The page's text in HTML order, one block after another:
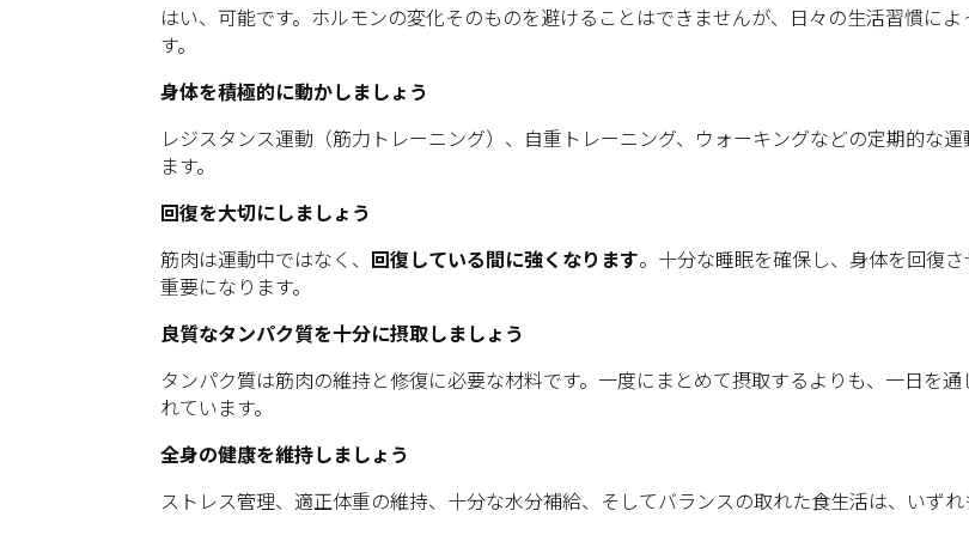
はい、可能です。ホルモンの変化そのものを避けることはできませんが、日々の生活習慣に
す。
身体を積極的に動かしましょう
レジスタンス運動（筋力トレーニング）、自重トレーニング、ウォーキングなどの定期的な
ます。
回復を大切にしましょう
筋肉は運動中ではなく、 回復している間に強くなります。十分な睡眠を確保し、身体を回復
重要になります。
良質なタンパク質を十分に摂取しましょう
タンパク質は筋肉の維持と修復に必要な材料です。一度にまとめて摂取するよりも、一日を
れています。
全身の健康を維持しましょう
ストレス管理、適正体重の維持、十分な水分補給、そしてバランスの取れた食生活は、いずれ